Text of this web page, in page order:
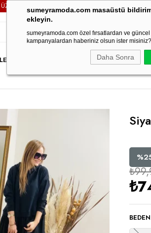
sumeyramoda.com masaüstü
ekleyin.
sumeyramoda.com özel fırsatlardan ve güncel
kampanyalardan haberiniz olsun ister misiniz?
Daha Sonra
SİPARİŞLERİNİZDE KARGO ÜCRETSİZ!
ALT GİYİMDIŞ GİYİMTAKIM
%
BEDEN